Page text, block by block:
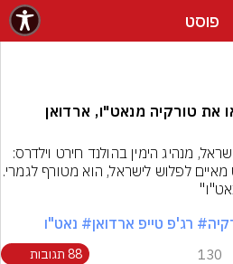
פוסט
את טורקיה מנאט"ו, ארדואן
# רג'פ טייפ ארדואן# נאט"ו
130 88 תגובות